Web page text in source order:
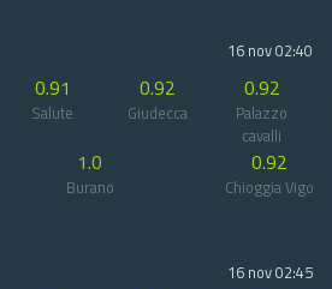
16 nov 02:40
0.91
Salute
0.92
Giudecca
0.92
Palazzo
cavalli
1.0
Burano
0.92
Chioggia Vigo
16 nov 02:45